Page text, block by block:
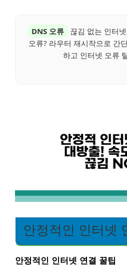
DNS 오류
끊김 없는 인터
오류? 라우터 재시작으로 간
하고 인터넷 오류
안정적인 인터넷
안정적인 인터넷 연결 꿀팁